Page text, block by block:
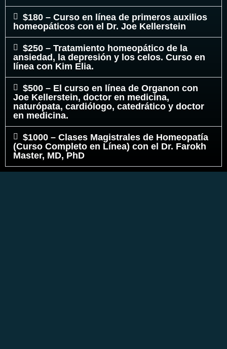
$180 – Curso en línea de primeros auxilios
homeopáticos con el Dr. Joe Kellerstein
$250 – Tratamiento homeopático de la
ansiedad, la depresión y los celos. Curso en
línea con Kim Elia.
$500 – El curso en línea de Organon con
Joe Kellerstein, doctor en medicina,
naturópata, cardiólogo, catedrático y doctor
en medicina.
$1000 – Clases Magistrales de Homeopatía
(Curso Completo en Línea) con el Dr. Farokh
Master, MD, PhD